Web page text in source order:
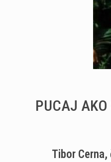
PUCAJ
Tibor